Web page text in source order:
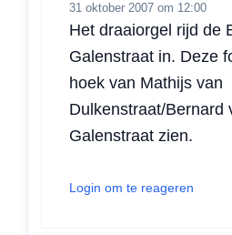
31 oktober 2007 om 12:00
Het draaiorgel rijd de
Galenstraat in. Deze
hoek van Mathijs van
Dulkenstraat/Bernard
Galenstraat zien.
Login om te reageren